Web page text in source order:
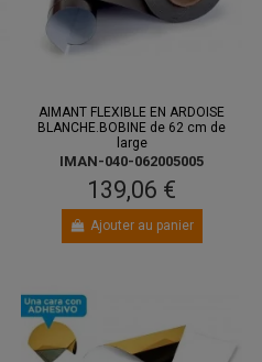
AIMANT FLEXIBLE EN ARDOISE
BLANCHE.BOBINE de 62 cm de
large
IMAN-040-062005005
139,06 €
Ajouter au panier